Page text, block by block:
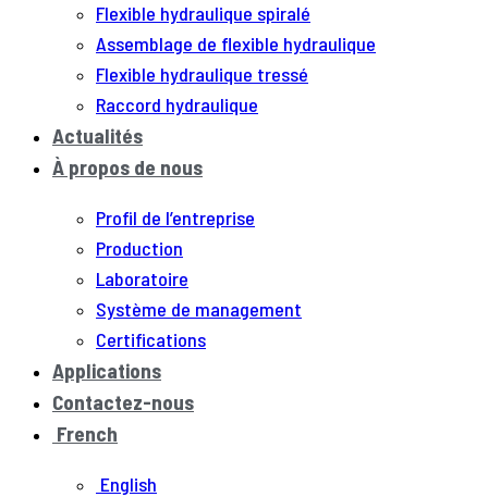
Flexible hydraulique spiralé
Assemblage de flexible hydraulique
Flexible hydraulique tressé
Raccord hydraulique
Actualités
À propos de nous
Profil de l’entreprise
Production
Laboratoire
Système de management
Certifications
Applications
Contactez-nous
French
English